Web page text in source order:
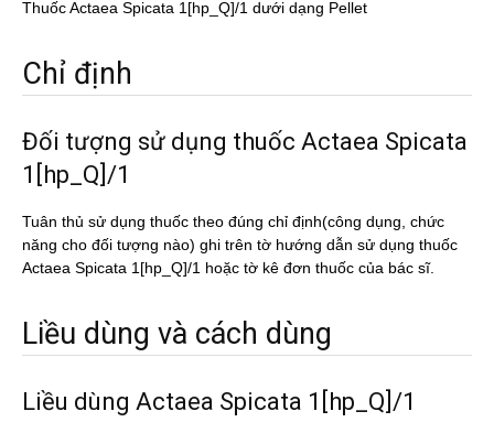
Thuốc Actaea Spicata 1[hp_Q]/1 dưới dạng Pellet
Chỉ định
Đối tượng sử dụng thuốc Actaea Spicata
1[hp_Q]/1
Tuân thủ sử dụng thuốc theo đúng chỉ định(công dụng, chức
năng cho đối tượng nào) ghi trên tờ hướng dẫn sử dụng thuốc
Actaea Spicata 1[hp_Q]/1 hoặc tờ kê đơn thuốc của bác sĩ.
Liều dùng và cách dùng
Liều dùng Actaea Spicata 1[hp_Q]/1